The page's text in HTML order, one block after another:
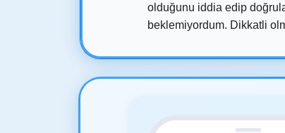
olduğunu iddia edip
beklemiyordum. Dikkatli